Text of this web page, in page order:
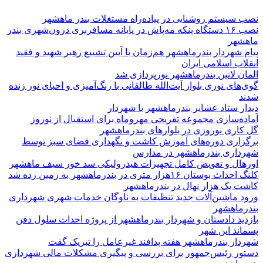
نصب سیستم روشنایی در پیاده‌راه مستغلات بندر ماهشهر
نصب ۱۶ دستگاه پنکه مه‌پاش در پایانه مسافربری درون‌شهری بندر
ماهشهر
پیام شهردار بندرماهشهر هم‌زمان با آیین تشییع رهبر شهید و فقید
انقلاب اسلامی ایران
المان لاتین بندرماهشهر نورپردازی شد
گوی‌های نوری بلوار آیت‌الله طالقانی با رنگ‌آمیزی و احیای نور زنده
شدند
دیدار ستاد عشایر بندرماهشهر با شهردار
آماده‌سازی مجموعه تفریحی مهروماه برای استقبال از نوروز
گل کاری نوروزی در بلوارهای بندرماهشهر
برگزاری دوره‌های آموزش کاشت و نگهداری فضای سبز توسط
شهرداری بندرماهشهر در مدارس
اورهال و تعویض کامل تجهیزات هیدرولیکی سد خور سیف ماهشهر
کلنگ احداث بوستان ۱۶هزار متری در بندرماهشهر به زمین زده شد
کاشت یک هزار نهال در بندرماهشهر
ورود ماشین‌آلات جدید تنظیفات به ناوگان خدمات شهری شهرداری
بندرماهشهر
بازدید دادستان و شهردار بندرماهشهر از پروژه احداث سلول دفن
پسماند این شهر
شهردار بندرماهشهر هفته پدافند غیرعامل را تبریک گفت
دستور رئیس‌جمهور برای بررسی و پیگیری مشکلات مالی شهرداری